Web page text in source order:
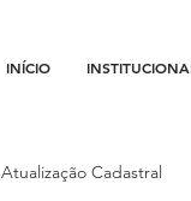
INÍCIO
Atualização Cadastral